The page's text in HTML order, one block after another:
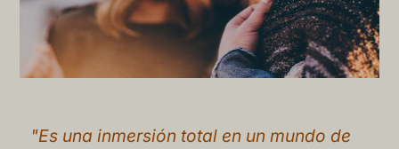
"Es una inmersión total en un mundo de